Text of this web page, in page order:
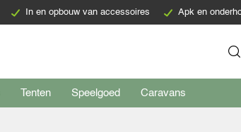
In en opbouw van accessoires Apk en
Tenten Speelgoed Caravans